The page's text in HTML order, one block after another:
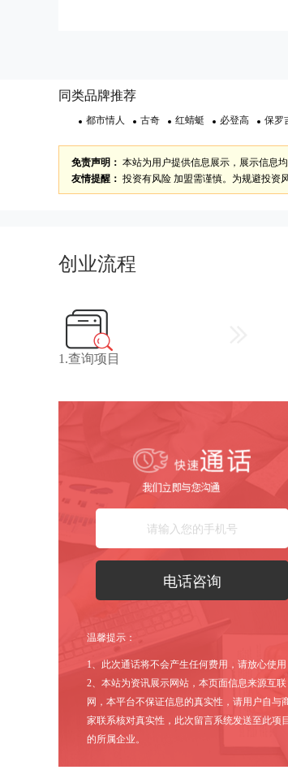
同类品牌推荐
都市情人 古奇 红蜻蜓 必登高 保罗
免责声明： 本站为用户提供信息展示，展示信息
友情提醒： 投资有风险 加盟需谨慎。为规避投资
创业流程
1.查询项目
温馨提示：
1、此次通话将不会产生任何费用，请放心使用
2、本站为资讯展示网站，本页面信息来源互联
网，本平台不保证信息的真实性，请用户自与
家联系核对真实性，此次留言系统发送至此项目
的所属企业。